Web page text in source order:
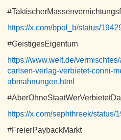
https://x.com/bpol_b/status/
#GeistigesEigentum
https://www.welt.de/
carlsen-verlag-verbietet-conni-
abmahnungen.html
https://x.com/sephthreek/status/
#FreierPaybackMarkt